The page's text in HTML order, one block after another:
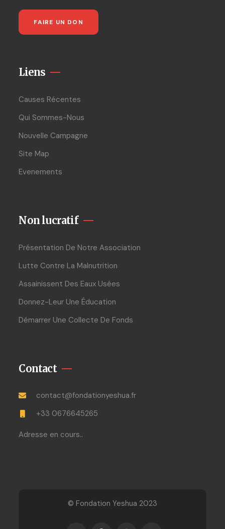
FAIRE UN DON
Liens
Causes Récentes
Qui Sommes-Nous
Nouvelle Campagne
Site Map
Evenements
Non lucratif
Présentation De Notre Association
Lutte Contre La Malnutrition
Assainissent Des Eaux Usées
Donnez-Leur Une Éducation
Démarrer Une Collecte De Fonds
Contact
contact@fondationyeshua.fr
+33 0676645265
Adresse en cours..
© Fondation Yeshua 2023